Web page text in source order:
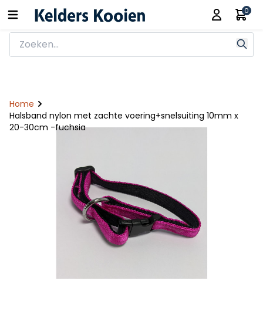
0
Home
Halsband nylon met zachte voering+snelsuiting 10mm x
20-30cm -fuchsia